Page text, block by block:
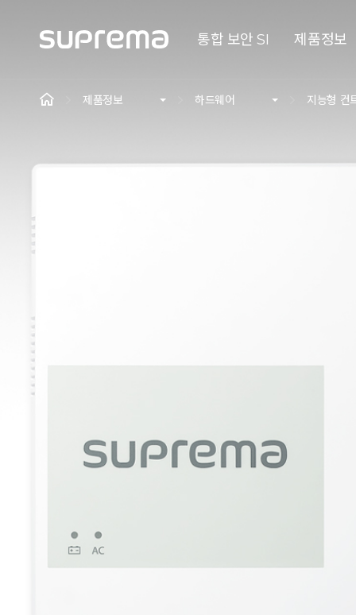
통합 보안 SI 제품정보
제품정보 하드웨어 지능형 컨